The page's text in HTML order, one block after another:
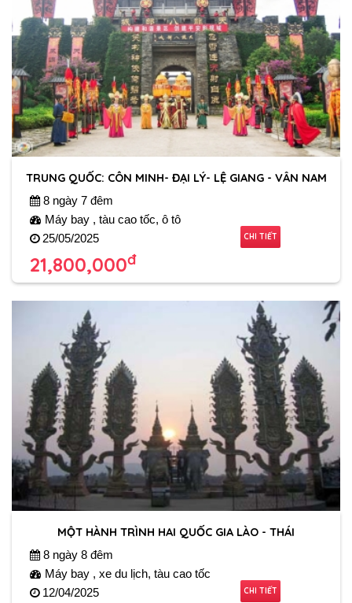
TRUNG QUỐC: CÔN MINH- ĐẠI LÝ- LỆ GIANG - VÂN NAM
8 ngày 7 đêm
Máy bay , tàu cao tốc, ô tô
25/05/2025
21,800,000đ
CHI TIẾT
MỘT HÀNH TRÌNH HAI QUỐC GIA LÀO - THÁI
8 ngày 8 đêm
Máy bay , xe du lịch, tàu cao tốc
12/04/2025
CHI TIẾT